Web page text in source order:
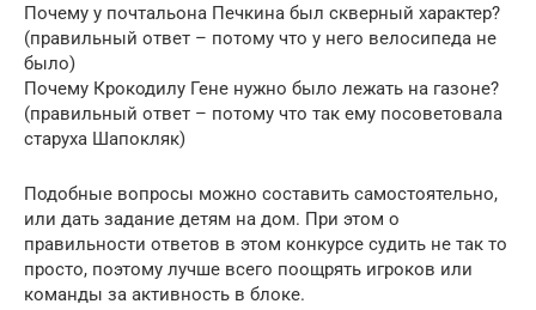
Почему у почтальона Печкина был скверный характер?
(правильный ответ – потому что у него велосипеда не
было)
Почему Крокодилу Гене нужно было лежать на газоне?
(правильный ответ – потому что так ему посоветовала
старуха Шапокляк)
Подобные вопросы можно составить самостоятельно,
или дать задание детям на дом. При этом о
правильности ответов в этом конкурсе судить не так то
просто, поэтому лучше всего поощрять игроков или
команды за активность в блоке.